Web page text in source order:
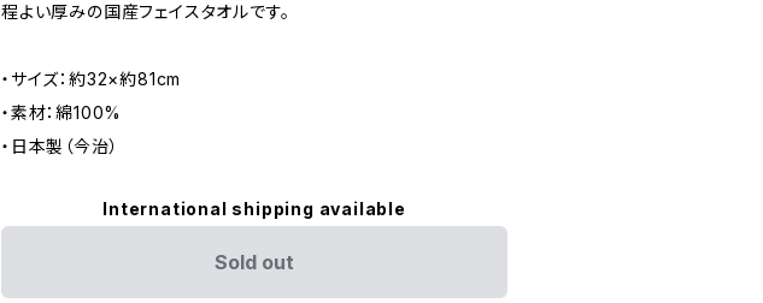
程よい厚みの国産フェイスタオルです。
・サイズ：約32×約81cm
・素材：綿100%
・日本製（今治）
International shipping available
Sold out